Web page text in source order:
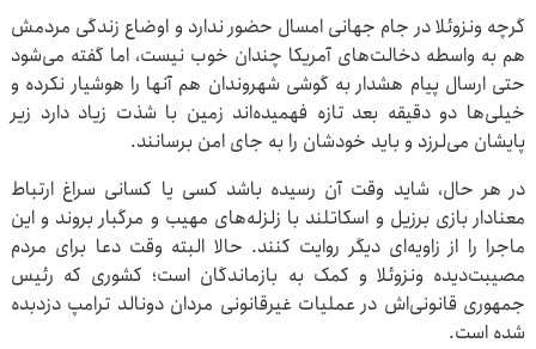
گرچه ونزوئلا در جام جهانی امسال حضور ندارد و اوضاع زندگی مردمش
هم به واسطه دخالت‌های آمریکا چندان خوب نیست، اما گفته می‌شود
حتی ارسال پیام هشدار به گوشی شهروندان هم آنها را هوشیار نکرده و
خیلی‌ها دو دقیقه بعد تازه فهمیده‌اند زمین با شذت زیاد دارد زیر
پایشان می‌لرزد و باید خودشان را به جای امن برسانند.
در هر حال، شاید وقت آن رسیده باشد کسی یا کسانی سراغ ارتباط
معنادار بازی برزیل و اسکاتلند با زلزله‌های مهیب و مرگبار بروند و این
ماجرا را از زاویه‌ای دیگر روایت کنند. حالا البته وقت دعا برای مردم
مصیبت‌دیده ونزوئلا و کمک به بازماندگان است؛ کشوری که رئیس
جمهوری قانونی‌اش در عملیات غیرقانونی مردان دونالد ترامپ دزدبده
شده است.